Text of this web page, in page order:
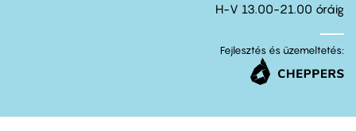
H-V 13.00-21.00 óráig
Fejlesztés és üzemeltetés: